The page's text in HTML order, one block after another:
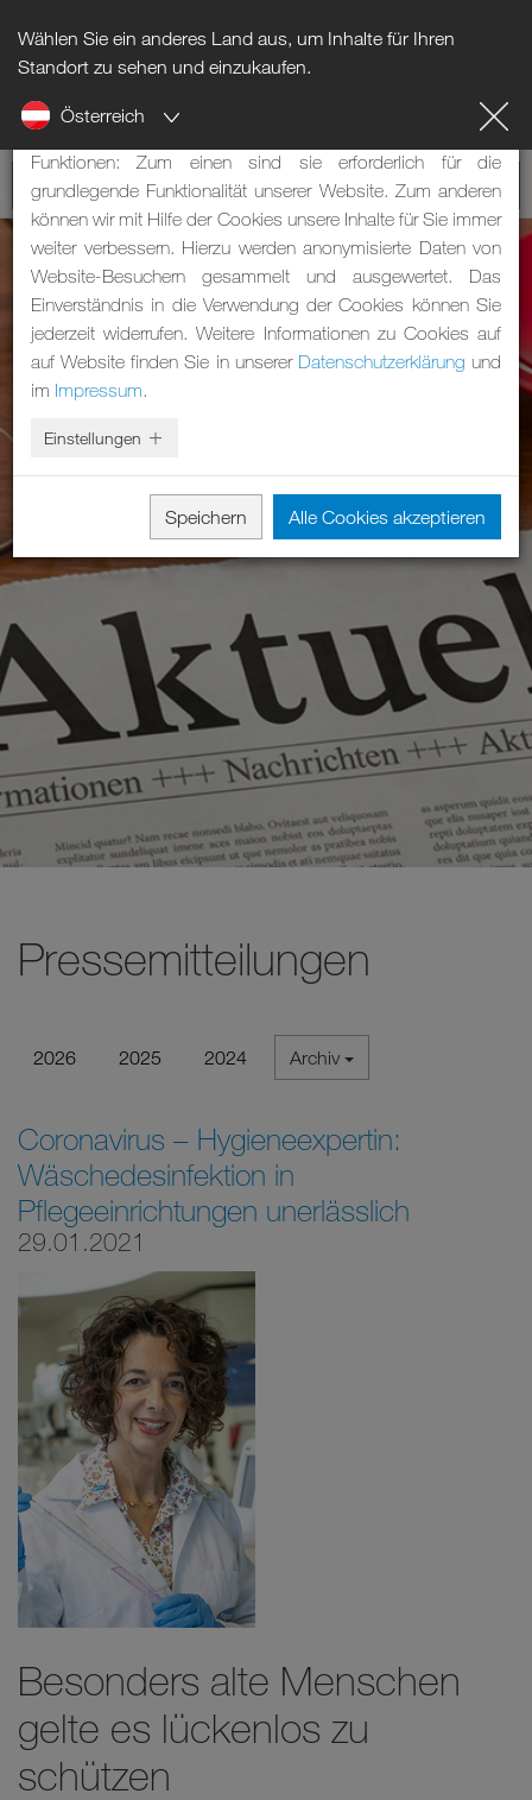
Wählen Sie ein anderes Land aus, um Inhalte für Ihren
Standort zu sehen und einzukaufen.
Österreich
Pressemitteilungen
2026 2025 2024 Archiv
Coronavirus – Hygieneexpertin:
Wäschedesinfektion in
Pflegeeinrichtungen unerlässlich
29.01.2021
Besonders alte Menschen
gelte es lückenlos zu
schützen
Hinweis zu Cookies
Unsere Webseite verwendet Cookies. Diese haben zwei
Funktionen: Zum einen sind sie erforderlich für die
grundlegende Funktionalität unserer Website. Zum anderen
können wir mit Hilfe der Cookies unsere Inhalte für Sie immer
weiter verbessern. Hierzu werden anonymisierte Daten von
Website-Besuchern gesammelt und ausgewertet. Das
Einverständnis in die Verwendung der Cookies können Sie
jederzeit widerrufen. Weitere Informationen zu Cookies auf
auf Website finden Sie in unserer Datenschutzerklärung und
im Impressum.
Einstellungen
Speichern Alle Cookies akzeptieren